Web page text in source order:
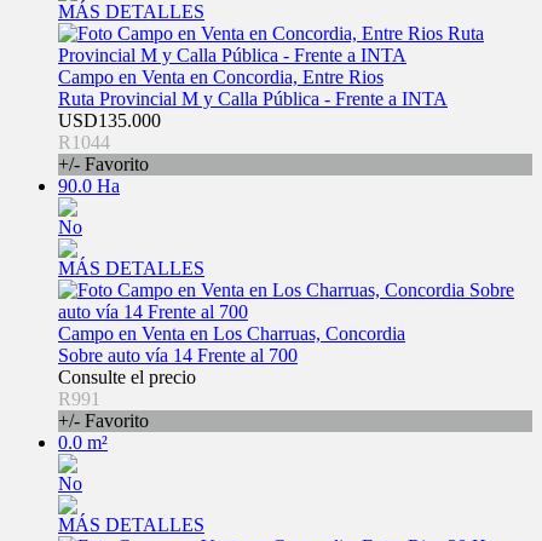
MÁS DETALLES
Campo en Venta en Concordia, Entre Rios
Ruta Provincial M y Calla Pública - Frente a INTA
USD135.000
R1044
+/- Favorito
90.0 Ha
No
MÁS DETALLES
Campo en Venta en Los Charruas, Concordia
Sobre auto vía 14 Frente al 700
Consulte el precio
R991
+/- Favorito
0.0 m²
No
MÁS DETALLES